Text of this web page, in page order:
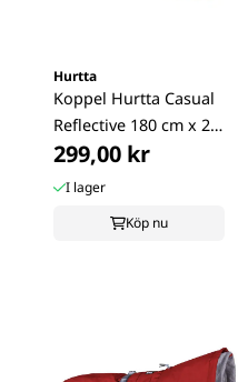
Hurtta
Koppel Hurtta Casual
Reflective 180 cm x 20
mm, ...
299,00 kr
I lager
Köp nu